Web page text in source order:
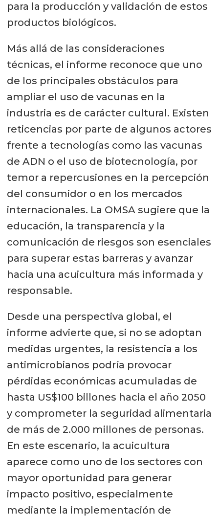
para la producción y validación de estos
productos biológicos.
Más allá de las consideraciones
técnicas, el informe reconoce que uno
de los principales obstáculos para
ampliar el uso de vacunas en la
industria es de carácter cultural. Existen
reticencias por parte de algunos actores
frente a tecnologías como las vacunas
de ADN o el uso de biotecnología, por
temor a repercusiones en la percepción
del consumidor o en los mercados
internacionales. La OMSA sugiere que la
educación, la transparencia y la
comunicación de riesgos son esenciales
para superar estas barreras y avanzar
hacia una acuicultura más informada y
responsable.
Desde una perspectiva global, el
informe advierte que, si no se adoptan
medidas urgentes, la resistencia a los
antimicrobianos podría provocar
pérdidas económicas acumuladas de
hasta US$100 billones hacia el año 2050
y comprometer la seguridad alimentaria
de más de 2.000 millones de personas.
En este escenario, la acuicultura
aparece como uno de los sectores con
mayor oportunidad para generar
impacto positivo, especialmente
mediante la implementación de